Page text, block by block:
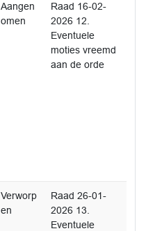
Aangen
omen
Raad 16-02-
2026 12.
Eventuele
moties vreemd
aan de orde
Verworp
en
Raad 26-01-
2026 13.
Eventuele